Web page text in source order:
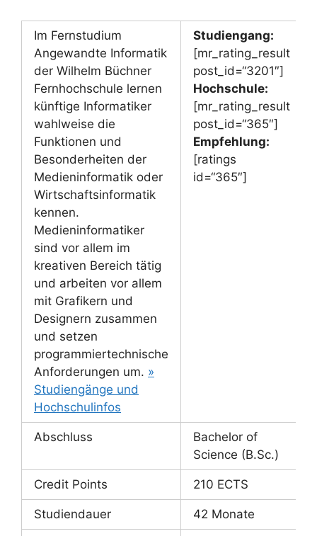
Im Fernstudium
Angewandte Informatik
der Wilhelm Büchner
Fernhochschule lernen
künftige Informatiker
wahlweise die
Funktionen und
Besonderheiten der
Medieninformatik oder
Wirtschaftsinformatik
kennen.
Medieninformatiker
sind vor allem im
kreativen Bereich tätig
und arbeiten vor allem
mit Grafikern und
Designern zusammen
und setzen
programmiertechnische
Anforderungen um. »
Studiengänge und
Hochschulinfos
Studiengang:
[mr_rating_result
post_id=“3201″]
Hochschule:
[mr_rating_result
post_id=“365″]
Empfehlung:
[ratings
id=“365″]
Abschluss
Bachelor of
Science (B.Sc.)
Credit Points 210 ECTS
Studiendauer 42 Monate